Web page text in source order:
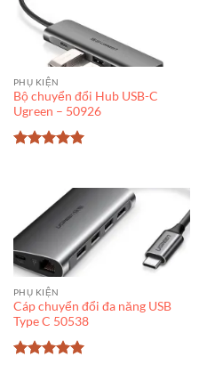
PHỤ KIỆN
Bộ chuyển đổi Hub USB-C
Ugreen – 50926
PHỤ KIỆN
Cáp chuyển đổi đa năng USB
Type C 50538